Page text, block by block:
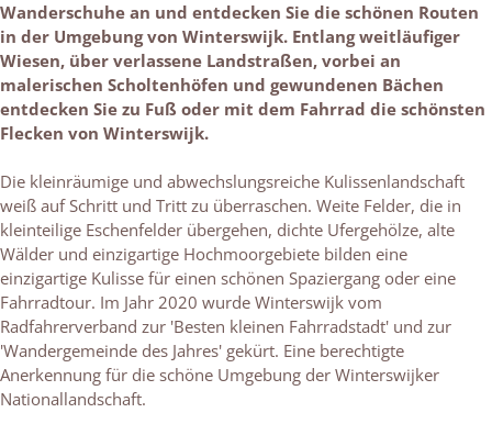
Wanderschuhe an und entdecken Sie die schönen Routen
in der Umgebung von Winterswijk. Entlang weitläufiger
Wiesen, über verlassene Landstraßen, vorbei an
malerischen Scholtenhöfen und gewundenen Bächen
entdecken Sie zu Fuß oder mit dem Fahrrad die schönsten
Flecken von Winterswijk.
Die kleinräumige und abwechslungsreiche Kulissenlandschaft
weiß auf Schritt und Tritt zu überraschen. Weite Felder, die in
kleinteilige Eschenfelder übergehen, dichte Ufergehölze, alte
Wälder und einzigartige Hochmoorgebiete bilden eine
einzigartige Kulisse für einen schönen Spaziergang oder eine
Fahrradtour. Im Jahr 2020 wurde Winterswijk vom
Radfahrerverband zur 'Besten kleinen Fahrradstadt' und zur
'Wandergemeinde des Jahres' gekürt. Eine berechtigte
Anerkennung für die schöne Umgebung der Winterswijker
Nationallandschaft.